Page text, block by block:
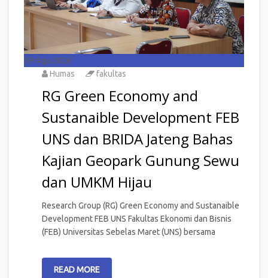
09 Agu 2026
Humas
fakultas
RG Green Economy and
Sustanaible Development FEB
UNS dan BRIDA Jateng Bahas
Kajian Geopark Gunung Sewu
dan UMKM Hijau
Research Group (RG) Green Economy and Sustanaible
Development FEB UNS Fakultas Ekonomi dan Bisnis
(FEB) Universitas Sebelas Maret (UNS) bersama
READ MORE